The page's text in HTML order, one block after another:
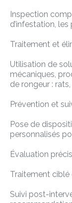
Inspection
d’infestation, les
Traitement et
Utilisation de
mécaniques,
de rongeur :
Prévention et
Pose de
personnalisés
Évaluation
Traitement ciblé
Suivi post-